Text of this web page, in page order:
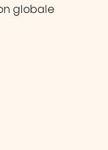
globale